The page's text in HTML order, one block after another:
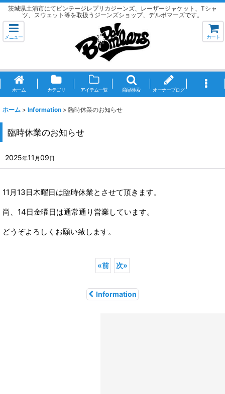
茨城県土浦市にてビンテージレプリカジーンズ、レーザージャケット、Tシャ
ツ、スウェット等を取扱うジーンズショップ、デルボマーズです。
メニュー カート
ホーム カテゴリ アイテム一覧 商品検索 オーナーブログ
ホーム > Information > 臨時休業のお知らせ
臨時休業のお知らせ
2025年11 月09日
11月13日木曜日は臨時休業とさせて頂きます。
尚、14日金曜日は通常通り営業しています。
どうぞよろしくお願い致します。
«前 次»
Information